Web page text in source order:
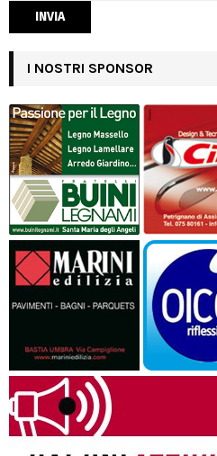
I NOSTRI SPONSOR